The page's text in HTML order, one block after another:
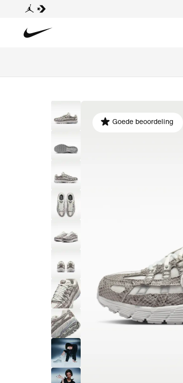
Goede beoordeling